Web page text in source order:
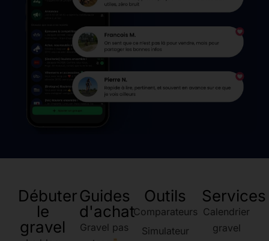
Débuter
le
gravel
Guides
d'achat
Gravel pas
Outils
Comparateurs
Simulateur
Services
Calendrier
gravel